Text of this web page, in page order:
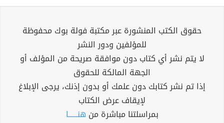
حقوق الكتب المنشورة عبر مكتبة فولة بوك محفوظة
للمؤلفين ودور النشر
لا يتم نشر أي كتاب دون موافقة صريحة من المؤلف أو
الجهة المالكة للحقوق
إذا تم نشر كتابك دون علمك أو بدون إذنك، يرجى الإبلاغ
لإيقاف عرض الكتاب
بمراسلتنا مباشرة من هنــــــا